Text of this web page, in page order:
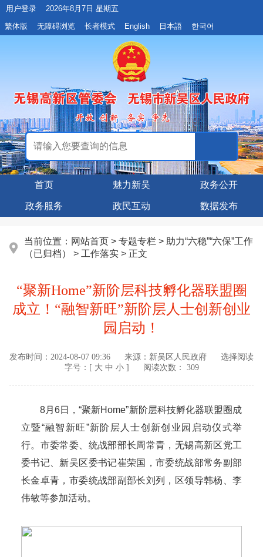
用户登录
2026年8月7日 星期五
繁体版
无障碍浏览 长者模式 English 日本語 한국어
首页 魅力新吴 政务公开
政务服务 政民互动 数据发布
当前位置： 网站首页 > 专题专栏 > 助力“六稳”“六保”工作
（已归档）
> 工作落实 > 正文
“聚新Home”新阶层科技孵化器联盟圈
成立！“融智新旺”新阶层人士创新创业
园启动！
发布时间： 2024-08-07 09:36 来源： 新吴区人民政府
选择阅读
字号：[ 大 中 小] 阅读次数： 309
8月6日，“聚新Home”新阶层科技孵化器联盟圈成
立暨“融智新旺”新阶层人士创新创业园启动仪式举
行。市委常委、统战部部长周常青，无锡高新区党工
委书记、新吴区委书记崔荣国，市委统战部常务副部
长金卓青，市委统战部副部长刘列，区领导韩杨、李
伟敏等参加活动。